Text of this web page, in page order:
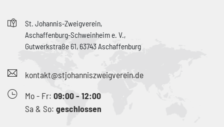
St. Johannis-Zweigverein,
Aschaffenburg-Schweinheim e. V.,
Gutwerkstraße 61, 63743 Aschaffenburg
kontakt@stjohanniszweigverein.de
Mo - Fr: 09:00 - 12:00
Sa & So: geschlossen